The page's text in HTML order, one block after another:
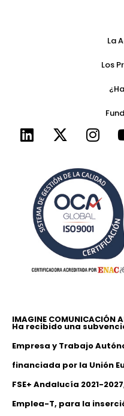
La
Los
IMAGINE COMUNICACIÓN
Ha recibido una
Empresa y Trabajo
financiada por la Unión
FSE+ Andalucía 2021-
Emplea-T, para la